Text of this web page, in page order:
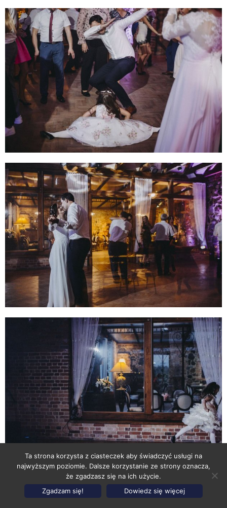
Ta strona korzysta z ciasteczek aby świadczyć usługi na
najwyższym poziomie. Dalsze korzystanie ze strony oznacza,
że zgadzasz się na ich użycie.
Zgadzam się!
Dowiedz się więcej